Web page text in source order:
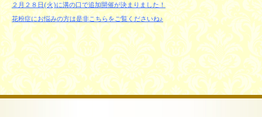
２月２８日(火)に溝の口で追加開催が決まりました！
花粉症にお悩みの方は是非こちらをご覧くださいね♪